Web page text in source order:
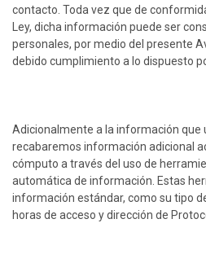
contacto. Toda vez que de
Ley, dicha información puede ser
personales, por medio del presente
debido cumplimiento a lo dispuesto
Adicionalmente a la información que
recabaremos información adicional
cómputo a través del uso de
automática de información. Estas
información estándar, como su tipo
horas de acceso y dirección de